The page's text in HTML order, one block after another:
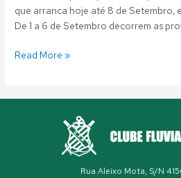
que arranca hoje até 8 de Setembro,
De 1 a 6 de Setembro decorrem as
Read More »
Rua Aleixo Mota, S/N